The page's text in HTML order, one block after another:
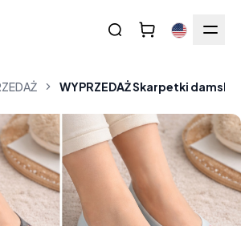
WYPRZEDAŻ Skarpetki